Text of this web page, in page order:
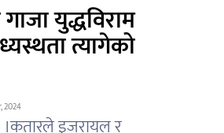
युद्धविराम
त्यागेको
2024